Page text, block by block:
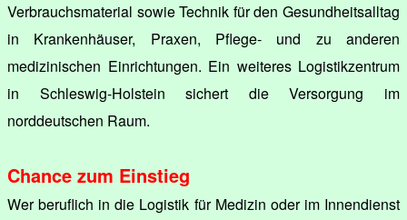
Verbrauchsmaterial sowie Technik für den Gesundheitsalltag
in Krankenhäuser, Praxen, Pflege- und zu anderen
medizinischen Einrichtungen. Ein weiteres Logistikzentrum
in Schleswig-Holstein sichert die Versorgung im
norddeutschen Raum.
Chance zum Einstieg
Wer beruflich in die Logistik für Medizin oder im Innendienst